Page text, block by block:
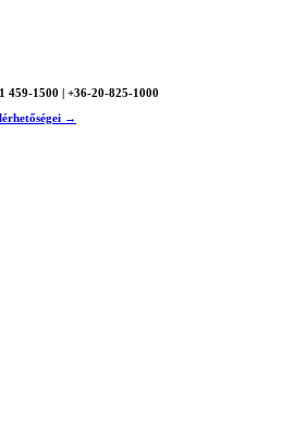
459-1500 | +36-20-825-1000
→